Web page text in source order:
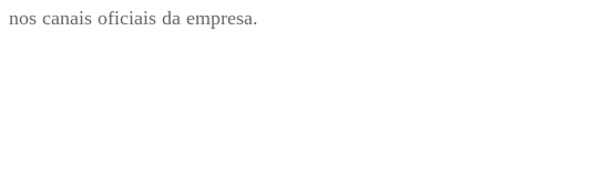
nos canais oficiais da empresa.